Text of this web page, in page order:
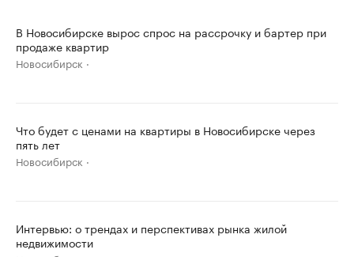
В Новосибирске вырос спрос на рассрочку и бартер при
продаже квартир
Новосибирск
Что будет с ценами на квартиры в Новосибирске через
пять лет
Новосибирск
Интервью: о трендах и перспективах рынка жилой
недвижимости